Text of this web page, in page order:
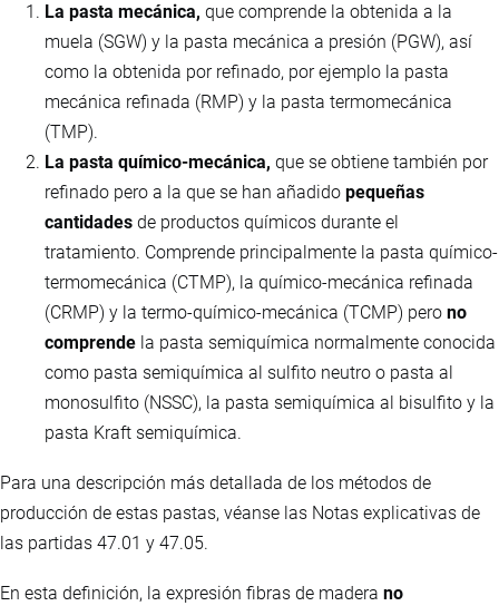
La pasta mecánica, que comprende la obtenida a la
muela (SGW) y la pasta mecánica a presión (PGW), así
como la obtenida por refinado, por ejemplo la pasta
mecánica refinada (RMP) y la pasta termomecánica
(TMP).
La pasta químico-mecánica, que se obtiene también por
refinado pero a la que se han añadido pequeñas
cantidades de productos químicos durante el
tratamiento. Comprende principalmente la pasta químico-
termomecánica (CTMP), la químico-mecánica refinada
(CRMP) y la termo-químico-mecánica (TCMP) pero no
comprende la pasta semiquímica normalmente conocida
como pasta semiquímica al sulfito neutro o pasta al
monosulfito (NSSC), la pasta semiquímica al bisulfito y la
pasta Kraft semiquímica.
Para una descripción más detallada de los métodos de
producción de estas pastas, véanse las Notas explicativas de
las partidas 47.01 y 47.05.
En esta definición, la expresión fibras de madera no